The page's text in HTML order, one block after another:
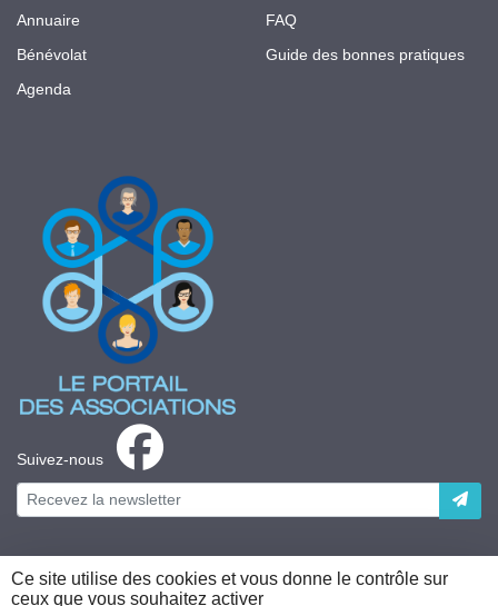
Suivez-nous
Annuaire
Bénévolat
Agenda
FAQ
Guide des bonnes pratiques
Ce site utilise des cookies et vous donne le contrôle sur
ceux que vous souhaitez activer